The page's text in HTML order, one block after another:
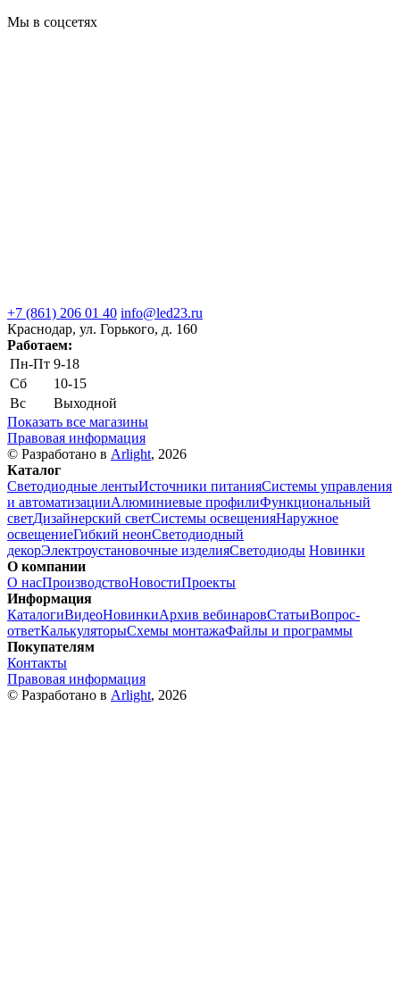
Мы в соцсетях
+7 (861) 206 01 40 info@led23.ru
Краснодар, ул. Горького, д. 160
Работаем:
Пн-Пт 9-18
Сб
10-15
Вс
Выходной
Показать все магазины
Правовая информация
© Разработано в Arlight, 2026
Каталог
Светодиодные лентыИсточники питанияСистемы управления
и автоматизацииАлюминиевые профилиФункциональный
светДизайнерский светСистемы освещенияНаружное
освещениеГибкий неонСветодиодный
декорЭлектроустановочные изделияСветодиоды Новинки
О компании
О насПроизводствоНовостиПроекты
Информация
КаталогиВидеоНовинкиАрхив вебинаровСтатьиВопрос-
ответКалькуляторыСхемы монтажаФайлы и программы
Покупателям
Контакты
Правовая информация
© Разработано в Arlight, 2026